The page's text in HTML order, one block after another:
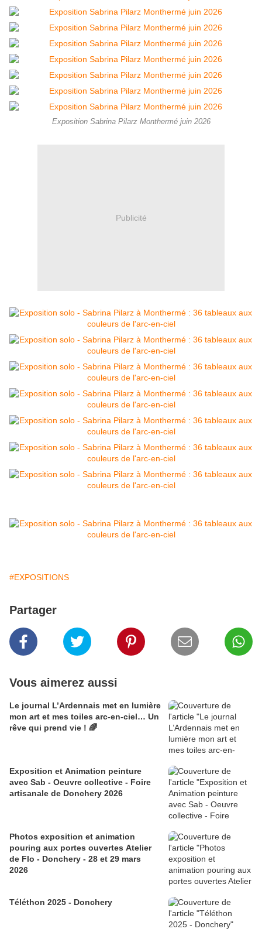
Exposition Sabrina Pilarz Monthermé juin 2026
Publicité
#EXPOSITIONS
Partager
Vous aimerez aussi
Le journal L’Ardennais met en lumière
mon art et mes toiles arc-en-ciel… Un
rêve qui prend vie ! 🌈
Exposition et Animation peinture
avec Sab - Oeuvre collective - Foire
artisanale de Donchery 2026
Photos exposition et animation
pouring aux portes ouvertes Atelier
de Flo - Donchery - 28 et 29 mars
2026
Téléthon 2025 - Donchery